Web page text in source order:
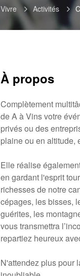
Vivre Activités
À propos
Complètement
de A à Vins votre
privés ou des
plaine ou en altitude,
Elle réalise
en gardant l'esprit
richesses de notre
cépages, les bisses,
guérites, les
vous transmettra
repartiez heureux
N'attendez plus pour